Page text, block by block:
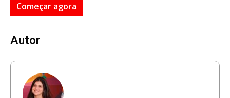
Começar agora
Autor